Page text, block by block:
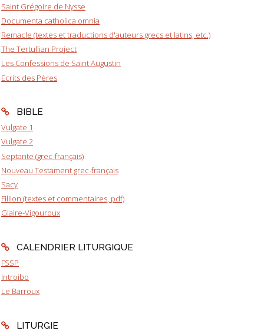
Saint Grégoire de Nysse
Documenta catholica omnia
Remacle (textes et traductions d'auteurs grecs et latins, etc.)
The Tertullian Project
Les Confessions de Saint Augustin
Ecrits des Pères
BIBLE
Vulgate 1
Vulgate 2
Septante (grec-français)
Nouveau Testament grec-français
Sacy
Fillion (textes et commentaires, pdf)
Glaire-Vigouroux
CALENDRIER LITURGIQUE
FSSP
Introibo
Le Barroux
LITURGIE